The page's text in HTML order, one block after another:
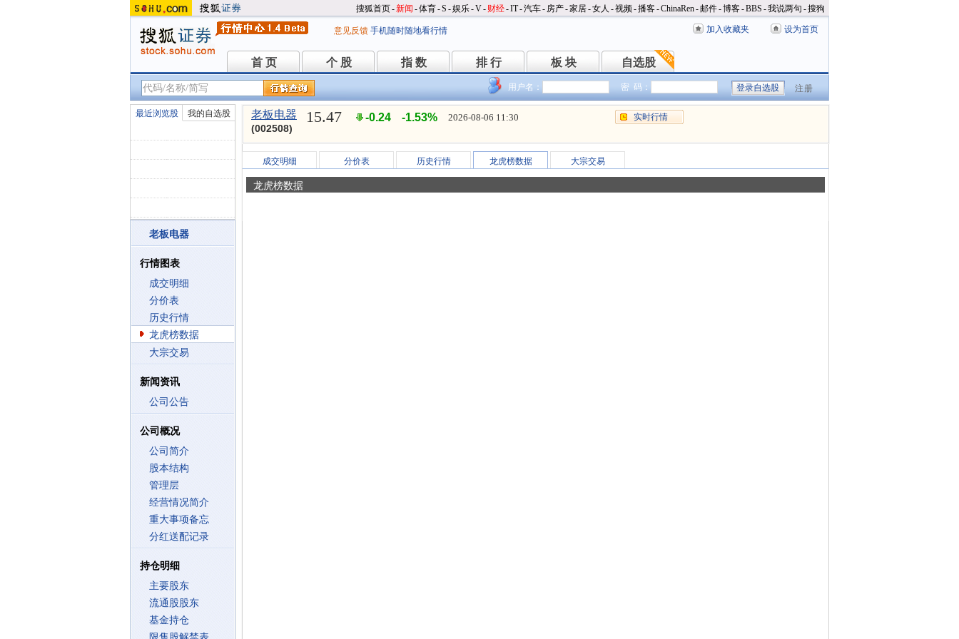
搜狐首页-新闻 -体育-S -娱乐-V- 财经-IT-汽车- 房产-家居-女人 -视频-播客-ChinaRen-邮件-博客-BBS -我说两句 -搜狗
意见反馈 手机随时随地看行情 加入收藏夹 设为首页
首 页
首 页 个 股
个 股 指 数
指 数 排 行
排 行 板 块
板 块 自选股
自选股
用户名： 密 码： 注册
最近浏览股 我的自选股
老板电器
行情图表
成交明细
分价表
历史行情
龙虎榜数据
大宗交易
新闻资讯
公司公告
公司概况
公司简介
股本结构
管理层
经营情况简介
重大事项备忘
分红送配记录
持仓明细
主要股东
流通股股东
基金持仓
老板电器
(002508)
15.47 -0.24 -1.53% 2026-08-06 11:30 实时行情
成交明细 分价表 历史行情 龙虎榜数据 大宗交易
龙虎榜数据